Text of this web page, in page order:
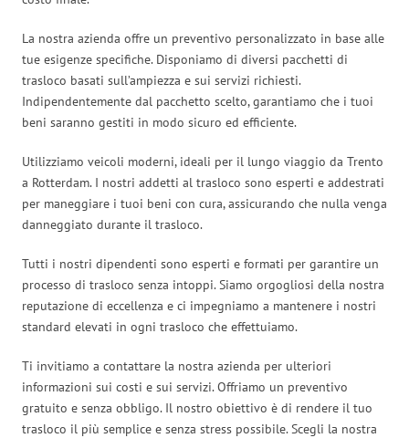
La nostra azienda offre un preventivo personalizzato in base alle
tue esigenze specifiche. Disponiamo di diversi pacchetti di
trasloco basati sull’ampiezza e sui servizi richiesti.
Indipendentemente dal pacchetto scelto, garantiamo che i tuoi
beni saranno gestiti in modo sicuro ed efficiente.
Utilizziamo veicoli moderni, ideali per il lungo viaggio da Trento
a Rotterdam. I nostri addetti al trasloco sono esperti e addestrati
per maneggiare i tuoi beni con cura, assicurando che nulla venga
danneggiato durante il trasloco.
Tutti i nostri dipendenti sono esperti e formati per garantire un
processo di trasloco senza intoppi. Siamo orgogliosi della nostra
reputazione di eccellenza e ci impegniamo a mantenere i nostri
standard elevati in ogni trasloco che effettuiamo.
Ti invitiamo a contattare la nostra azienda per ulteriori
informazioni sui costi e sui servizi. Offriamo un preventivo
gratuito e senza obbligo. Il nostro obiettivo è di rendere il tuo
trasloco il più semplice e senza stress possibile. Scegli la nostra